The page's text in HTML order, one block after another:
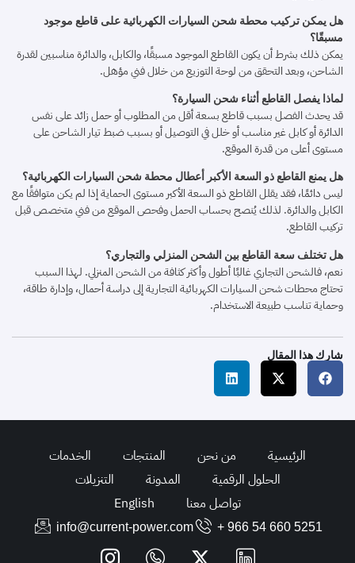
هل يمكن تركيب محطة شحن السيارات الكهربائية على قاطع موجود
مسبقًا؟
يمكن ذلك بشرط أن يكون القاطع الموجود مسبقًا، والكابل، والدائرة مناسبين لقدرة
الشاحن، وبعد التحقق من لوحة التوزيع من خلال فني مؤهل.
لماذا يفصل القاطع أثناء شحن السيارة؟
قد يحدث الفصل بسبب قاطع بسعة أقل من المطلوب أو حمل زائد على نفس
الدائرة أو كابل غير مناسب أو خلل في التوصيل أو بسبب ضبط تيار الشاحن على
مستوى أعلى من قدرة الموقع.
هل يمنع القاطع ذو السعة الأكبر أعطال محطة شحن السيارات الكهربائية؟
ليس دائمًا، فقد يقلل القاطع ذو السعة الأكبر مستوى الحماية إذا لم يكن متوافقًا مع
الكابل والدائرة. لذلك يُنصح بحساب الحمل وفحص الموقع من فني متخصص قبل
تركيب القاطع.
هل تختلف سعة القاطع بين الشحن المنزلي والتجاري؟
نعم، فالشحن التجاري غالبًا أطول وأكثر كثافة من الشحن المنزلي. لهذا السبب
تحتاج محطات شحن السيارات الكهربائية التجارية إلى دراسة أحمال، وإدارة طاقة،
وحماية تناسب طبيعة الاستخدام.
شارك هذا المقال
الرئيسية من نحن المنتجات
الخدمات
الحلول الرقمية
المدونة
التنزيلات
تواصل معنا
English
info@current-power.com + 966 54 660 5251